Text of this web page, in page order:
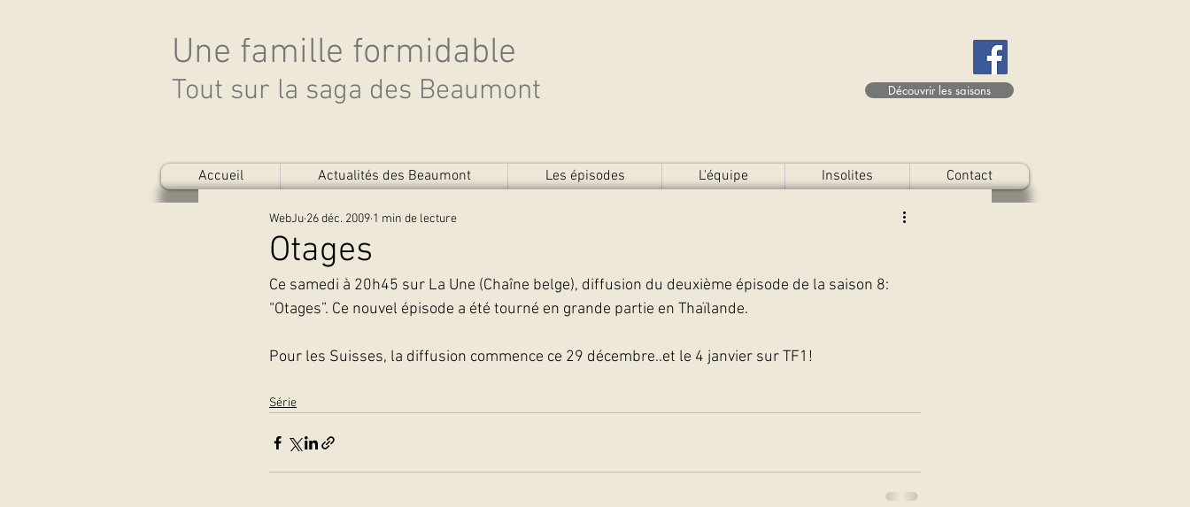
Une famille formidable
Tout sur la saga des Beaumont Découvrir les saisons
Accueil Actualités des Beaumont Les épisodes L'équipe Insolites Contact
Otages
WebJu 26 déc. 2009 1 min de lecture
Ce samedi à 20h45 sur La Une (Chaîne belge), diffusion du deuxième épisode de la saison 8:
“Otages”. Ce nouvel épisode a été tourné en grande partie en Thaïlande.
Pour les Suisses, la diffusion commence ce 29 décembre..et le 4 janvier sur TF1!
Série